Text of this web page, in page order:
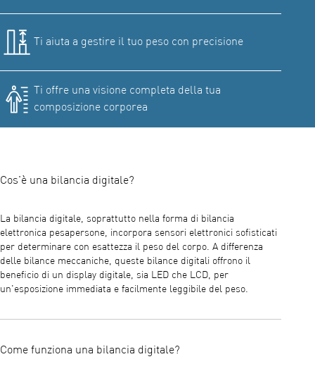
Ti aiuta a gestire il tuo peso con precisione
Ti offre una visione completa della tua
composizione corporea
Cos'è una bilancia digitale?
La bilancia digitale, soprattutto nella forma di bilancia
elettronica pesapersone, incorpora sensori elettronici sofisticati
per determinare con esattezza il peso del corpo. A differenza
delle bilance meccaniche, queste bilance digitali offrono il
beneficio di un display digitale, sia LED che LCD, per
un'esposizione immediata e facilmente leggibile del peso.
Come funziona una bilancia digitale?